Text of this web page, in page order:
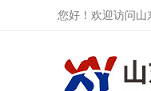
您好！欢迎访问山